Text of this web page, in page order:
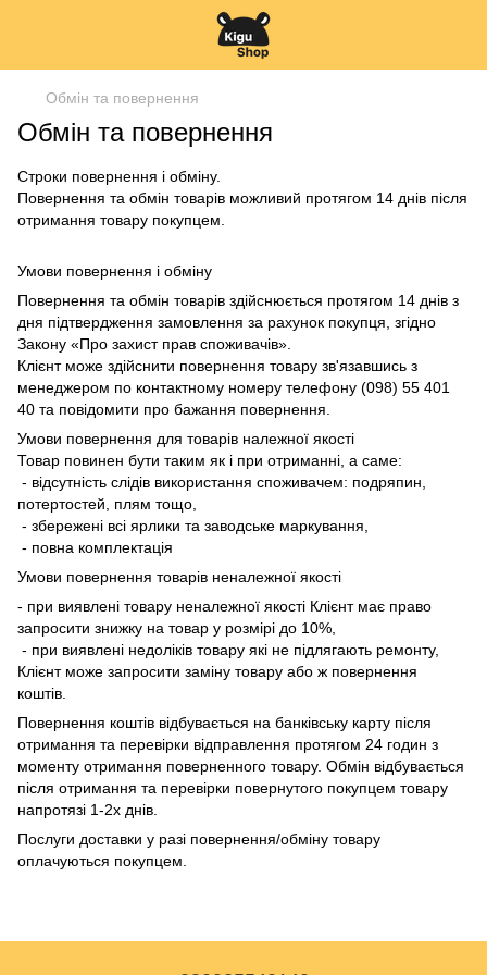
Обмін та повернення
Обмін та повернення
Строки повернення і обміну.
Повернення та обмін товарів можливий протягом 14 днів після
отримання товару покупцем.
Умови повернення і обміну
Повернення та обмін товарів здійснюється протягом 14 днів з
дня підтвердження замовлення за рахунок покупця, згідно
Закону «Про захист прав споживачів».
Клієнт може здійснити повернення товару зв'язавшись з
менеджером по контактному номеру телефону (098) 55 401
40 та повідомити про бажання повернення.
Умови повернення для товарів належної якості
Товар повинен бути таким як і при отриманні, а саме:
- відсутність слідів використання споживачем: подряпин,
потертостей, плям тощо,
- збережені всі ярлики та заводське маркування,
- повна комплектація
Умови повернення товарів неналежної якості
- при виявлені товару неналежної якості Клієнт має право
запросити знижку на товар у розмірі до 10%,
- при виявлені недоліків товару які не підлягають ремонту,
Клієнт може запросити заміну товару або ж повернення
коштів.
Повернення коштів відбувається на банківську карту після
отримання та перевірки відправлення протягом 24 годин з
моменту отримання поверненного товару. Обмін відбувається
після отримання та перевірки повернутого покупцем товару
напротязі 1-2х днів.
Послуги доставки у разі повернення/обміну товару
оплачуються покупцем.